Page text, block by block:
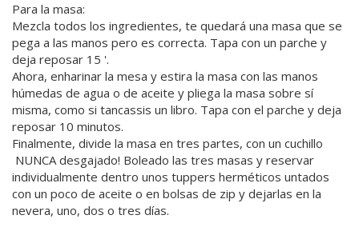
Para la masa:
Mezcla todos los ingredientes, te quedará una masa que se
pega a las manos pero es correcta. Tapa con un parche y
deja reposar 15 '.
Ahora, enharinar la mesa y estira la masa con las manos
húmedas de agua o de aceite y pliega la masa sobre sí
misma, como si tancassis un libro. Tapa con el parche y deja
reposar 10 minutos.
Finalmente, divide la masa en tres partes, con un cuchillo
NUNCA desgajado! Boleado las tres masas y reservar
individualmente dentro unos tuppers herméticos untados
con un poco de aceite o en bolsas de zip y dejarlas en la
nevera, uno, dos o tres días.